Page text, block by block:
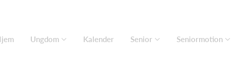
Ungdom Kalender Senior Seniormotion